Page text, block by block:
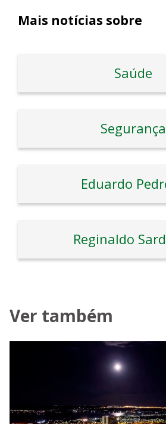
Mais notícias sobre
Saúde
Segurança
Eduardo
Reginaldo
Ver também